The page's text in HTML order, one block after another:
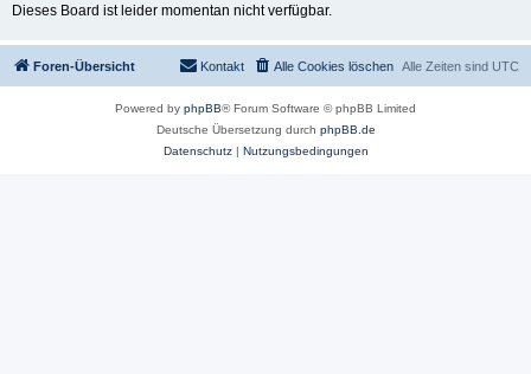
Dieses Board ist leider momentan nicht verfügbar.
Foren-Übersicht Alle Zeiten sind UTC
Alle Cookies löschen
Kontakt
Powered by phpBB® Forum Software © phpBB Limited
Deutsche Übersetzung durch phpBB.de
Datenschutz| Nutzungsbedingungen